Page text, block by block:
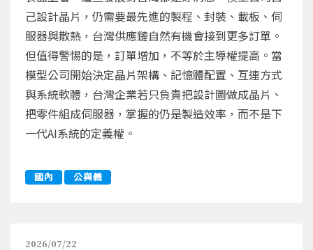
己設計晶片，仍需要最先進的製程、封裝、載板、伺
服器與散熱，台灣供應鏈自然有機會接到更多訂單。
但值得警惕的是，訂單增加，不等於主導權提高。當
模型公司開始決定晶片架構、記憶體配置、互連方式
與系統軟體，台灣企業若只負責把設計圖做成晶片、
把零件組成伺服器，掌握的仍是製造效率，而不是下
一代AI系統的定義權。
國內 公與義
2026/07/22